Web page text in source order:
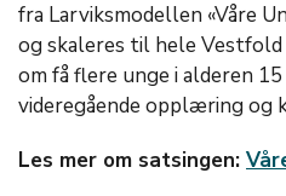
fra Larviksmodellen «Våre
og skaleres til hele Vestfold
om få flere unge i alderen
videregående opplæring og
Les mer om satsingen: